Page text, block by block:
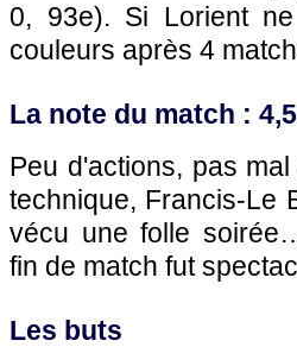
0, 93e). Si Lorient
couleurs après 4
La note du match :
Peu d'actions, pas
technique, Francis-Le
vécu une folle
fin de match fut
Les buts